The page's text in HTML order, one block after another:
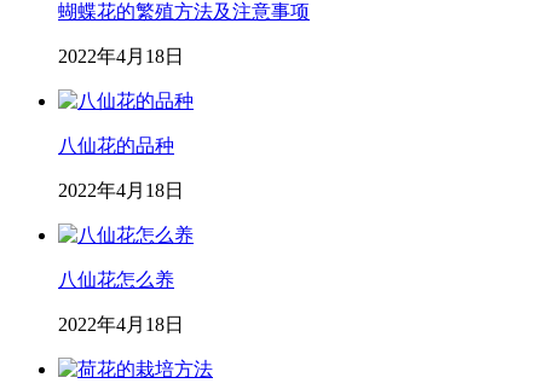
蝴蝶花的繁殖方法及注意事项
2022年4月18日
八仙花的品种
2022年4月18日
八仙花怎么养
2022年4月18日